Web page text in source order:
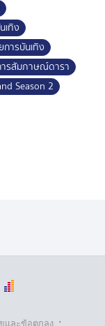
เทิง
การบันเทิง
รสัมภาษณ์ดารา
Season 2
ขและข้อตกลง ·